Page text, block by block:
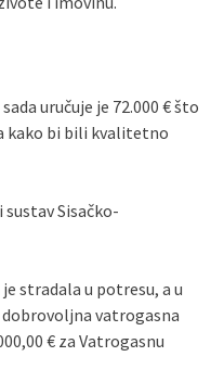
uručuje je 72.000 € što
kako bi bili kvalitetno
Sisačko-
stradala u potresu, a u
vatrogasna
€ za Vatrogasnu